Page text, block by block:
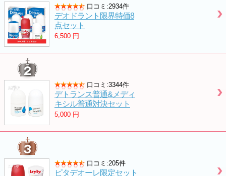
口コミ:2934件
デオドラント限界特価8
点セット
6,500 円
口コミ:3344件
デトランス普通&メディ
キシル普通対決セット
5,000 円
口コミ:205件
ピタデオーレ限定セット